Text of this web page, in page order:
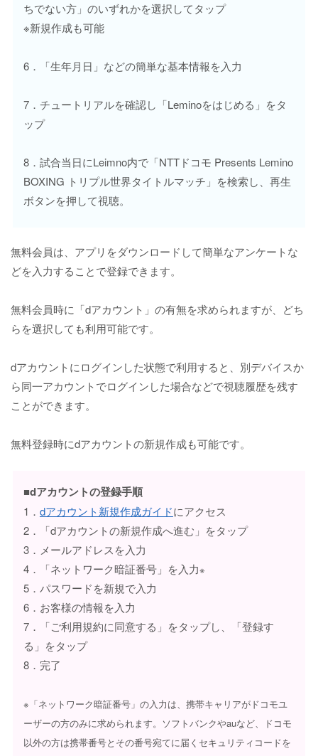
ちでない方」のいずれかを選択してタップ
※新規作成も可能
6．「生年月日」などの簡単な基本情報を入力
7．チュートリアルを確認し「Leminoをはじめる」をタ
ップ
8．試合当日にLeimno内で「NTTドコモ Presents Lemino
BOXING トリプル世界タイトルマッチ」を検索し、再生
ボタンを押して視聴。
無料会員は、アプリをダウンロードして簡単なアンケートな
どを入力することで登録できます。
無料会員時に「dアカウント」の有無を求められますが、どち
らを選択しても利用可能です。
dアカウントにログインした状態で利用すると、別デバイスか
ら同一アカウントでログインした場合などで視聴履歴を残す
ことができます。
無料登録時にdアカウントの新規作成も可能です。
■dアカウントの登録手順
1． dアカウント新規作成ガイドにアクセス
2．「dアカウントの新規作成へ進む」をタップ
3．メールアドレスを入力
4．「ネットワーク暗証番号」を入力※
5．パスワードを新規で入力
6．お客様の情報を入力
7．「ご利用規約に同意する」をタップし、「登録す
る」をタップ
8．完了
※「ネットワーク暗証番号」の入力は、携帯キャリアがドコモユ
ーザーの方のみに求められます。ソフトバンクやauなど、ドコモ
以外の方は携帯番号とその番号宛てに届くセキュリティコードを